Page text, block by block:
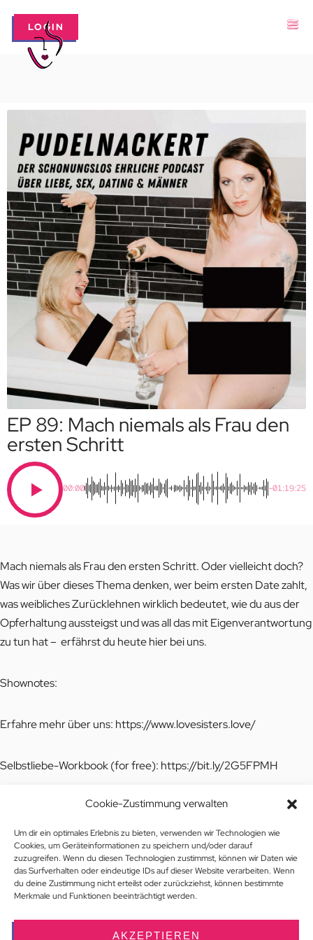
Cookie-Zustimmung verwalten
Um dir ein optimales Erlebnis zu bieten, verwenden wir Technologien wie
Cookies, um Geräteinformationen zu speichern und/oder darauf
zuzugreifen. Wenn du diesen Technologien zustimmst, können wir Daten wie
das Surfverhalten oder eindeutige IDs auf dieser Website verarbeiten. Wenn
du deine Zustimmung nicht erteilst oder zurückziehst, können bestimmte
Merkmale und Funktionen beeinträchtigt werden.
AKZEPTIEREN
LOGIN
EP 89: Mach niemals als Frau den
ersten Schritt
00:00 -01:19:25
Mach niemals als Frau den ersten Schritt. Oder vielleicht doch?
Was wir über dieses Thema denken, wer beim ersten Date zahlt,
was weibliches Zurücklehnen wirklich bedeutet, wie du aus der
Opferhaltung aussteigst und was all das mit Eigenverantwortung
zu tun hat – erfährst du heute hier bei uns.
Shownotes:
Erfahre mehr über uns: https://www.lovesisters.love/
Selbstliebe-Workbook (for free): https://bit.ly/2G5FPMH
Workbook „Ungesunde Beziehungsmuster verstehen und
Workbook „Was kann ich tun, wenn er sich nicht mehr meldet“:
https://www.lovesisters.love/shop